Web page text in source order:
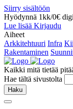
Siirry sisältöön
Hyödynnä 1kk/0€
Lue lisää Kirjaudu
Aiheet
Arkkitehtuuri Infra
Rakentaminen
Kaikki mitä tietää
Hae tältä sivustolta
Haku